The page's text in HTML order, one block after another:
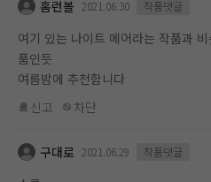
홈런볼 2021.06.30 작품댓글
여기 있는 나이트 메어라는 작품과
품인듯
여름밤에 추천함니다
신고
차단
구대로 2021.06.29 작품댓글